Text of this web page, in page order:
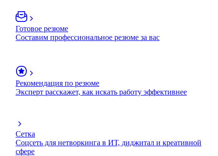
Готовое резюме
Составим профессиональное резюме за вас
Рекомендация по резюме
Эксперт расскажет, как искать работу эффективнее
Сетка
Соцсеть для нетворкинга в ИТ, диджитал и креативной
сфере